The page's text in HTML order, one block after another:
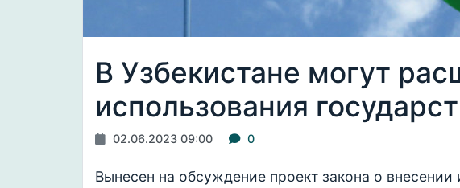
В Узбекистане могут
использования
02.06.2023 09:00 0
Вынесен на обсуждение проект закона о